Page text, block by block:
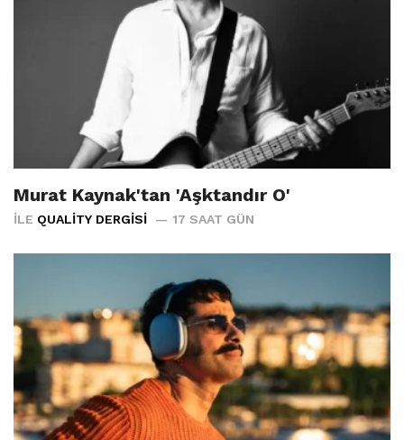
Murat Kaynak'tan 'Aşktandır O'
İLE QUALITY DERGISI 17 SAAT GÜN